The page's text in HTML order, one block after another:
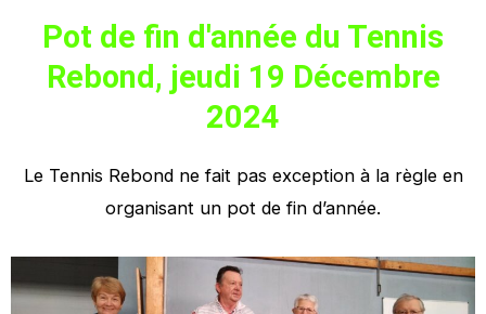
Pot de fin d'année du Tennis
Rebond, jeudi 19 Décembre
2024
Le Tennis Rebond ne fait pas exception à la règle en
organisant un pot de fin d’année.